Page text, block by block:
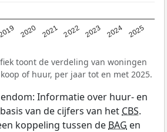
2020 2021 2022 2023 2024 2025
toont de verdeling van woningen
of huur, per jaar tot en met 2025.
Informatie over huur- en
van de cijfers van het CBS.
koppeling tussen de BAG en